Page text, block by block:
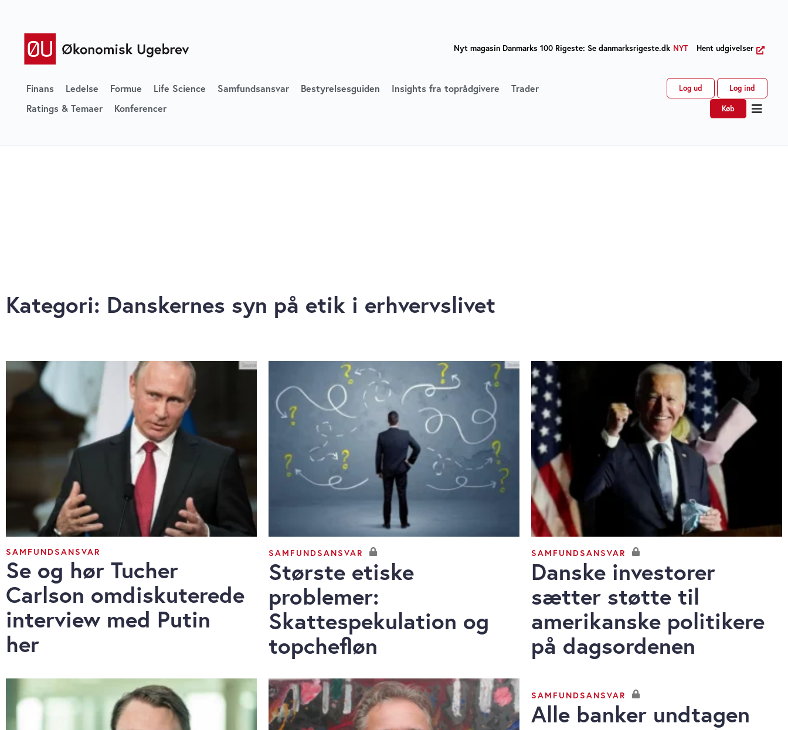
Nyt magasin Danmarks 100 Rigeste: Se danmarksrigeste.dk NYT Hent udgivelser
Finans Ledelse Formue Life Science Samfundsansvar Bestyrelsesguiden Insights fra toprådgivere
Trader
Ratings & Temaer
Konferencer
Log ud Log ind
Køb
Kategori: Danskernes syn på etik i erhvervslivet
SAMFUNDSANSVAR
Se og hør Tucher
Carlson omdiskuterede
interview med Putin
her
SAMFUNDSANSVAR
Største etiske
problemer:
Skattespekulation og
topchefløn
SAMFUNDSANSVAR
Danske investorer
sætter støtte til
amerikanske politikere
på dagsordenen
SAMFUNDSANSVAR
Alle banker undtagen